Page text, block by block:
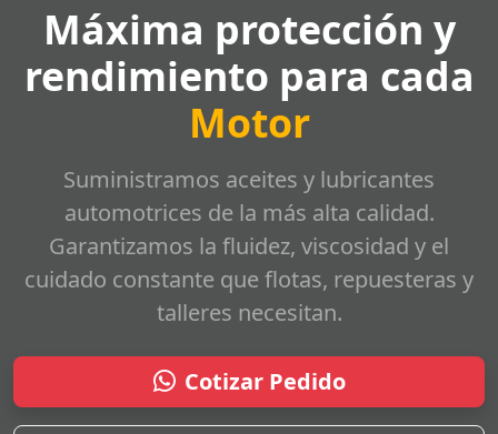
Máxima protección y
rendimiento para cada
Motor
Suministramos aceites y lubricantes
automotrices de la más alta calidad.
Garantizamos la fluidez, viscosidad y el
cuidado constante que flotas, repuesteras y
talleres necesitan.
Cotizar Pedido